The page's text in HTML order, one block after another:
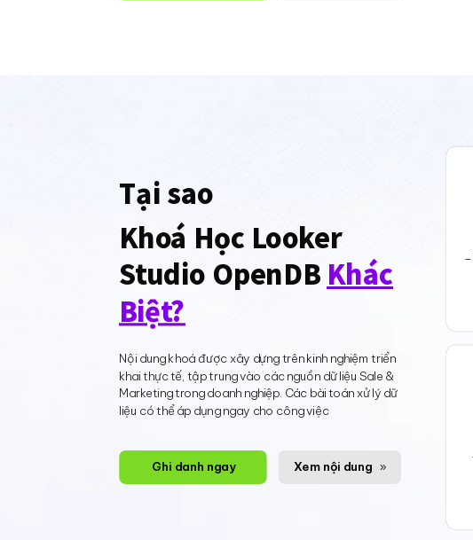
Tại sao
Khoá Học Looker
Studio OpenDB Khác
Biệt?
Nội dung khoá được xây dựng trên kinh nghiệm triển
khai thực tế, tập trung vào các nguồn dữ liệu Sale &
Marketing trong doanh nghiệp. Các bài toán xử lý dữ
liệu có thể áp dụng ngay cho công việc
Ghi danh ngay Xem nội dung